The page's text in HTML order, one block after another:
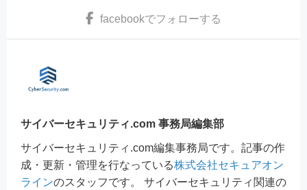
facebookでフォローする
サイバーセキュリティ.com 事務局編集部
サイバーセキュリティ.com編集事務局です。記事の作
成・更新・管理を行なっている株式会社セキュアオン
ラインのスタッフです。 サイバーセキュリティ関連の